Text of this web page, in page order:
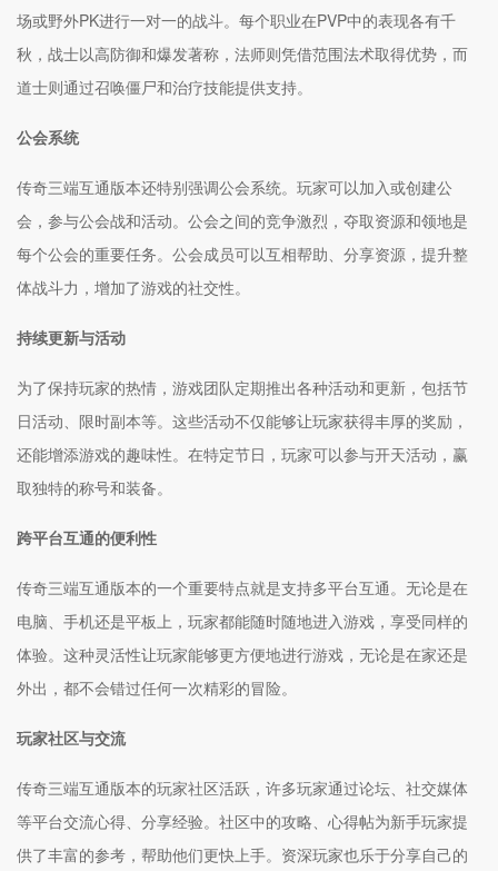
场或野外PK进行一对一的战斗。每个职业在PVP中的表现各有千
秋，战士以高防御和爆发著称，法师则凭借范围法术取得优势，而
道士则通过召唤僵尸和治疗技能提供支持。
公会系统
传奇三端互通版本还特别强调公会系统。玩家可以加入或创建公
会，参与公会战和活动。公会之间的竞争激烈，夺取资源和领地是
每个公会的重要任务。公会成员可以互相帮助、分享资源，提升整
体战斗力，增加了游戏的社交性。
持续更新与活动
为了保持玩家的热情，游戏团队定期推出各种活动和更新，包括节
日活动、限时副本等。这些活动不仅能够让玩家获得丰厚的奖励，
还能增添游戏的趣味性。在特定节日，玩家可以参与开天活动，赢
取独特的称号和装备。
跨平台互通的便利性
传奇三端互通版本的一个重要特点就是支持多平台互通。无论是在
电脑、手机还是平板上，玩家都能随时随地进入游戏，享受同样的
体验。这种灵活性让玩家能够更方便地进行游戏，无论是在家还是
外出，都不会错过任何一次精彩的冒险。
玩家社区与交流
传奇三端互通版本的玩家社区活跃，许多玩家通过论坛、社交媒体
等平台交流心得、分享经验。社区中的攻略、心得帖为新手玩家提
供了丰富的参考，帮助他们更快上手。资深玩家也乐于分享自己的